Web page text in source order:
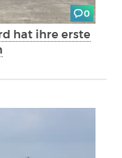
0
hat ihre erste